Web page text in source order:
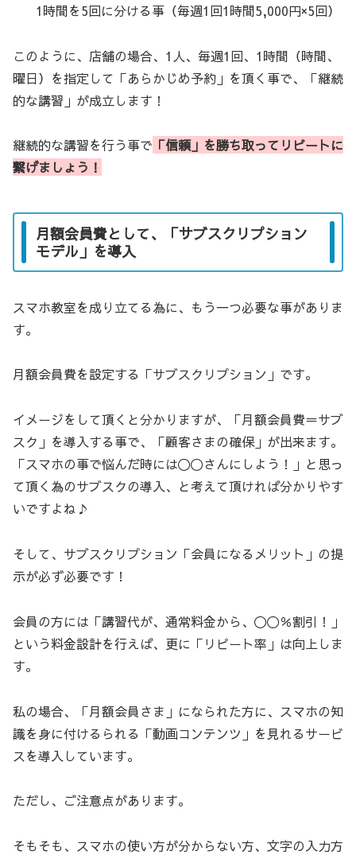
1時間を5回に分ける事（毎週1回1時間5,000円×5回）
このように、店舗の場合、1人、毎週1回、1時間（時間、
曜日）を指定して「あらかじめ予約」を頂く事で、「継続
的な講習」が成立します！
継続的な講習を行う事で 「信頼」を勝ち取ってリピートに
繋げましょう！
月額会員費として、「サブスクリプション
モデル」を導入
スマホ教室を成り立てる為に、もう一つ必要な事がありま
す。
月額会員費を設定する「サブスクリプション」です。
イメージをして頂くと分かりますが、「月額会員費＝サブ
スク」を導入する事で、「顧客さまの確保」が出来ます。
「スマホの事で悩んだ時には〇〇さんにしよう！」と思っ
て頂く為のサブスクの導入、と考えて頂ければ分かりやす
いですよね♪
そして、サブスクリプション「会員になるメリット」の提
示が必ず必要です！
会員の方には「講習代が、通常料金から、〇〇％割引！」
という料金設計を行えば、更に「リピート率」は向上しま
す。
私の場合、「月額会員さま」になられた方に、スマホの知
識を身に付けるられる「動画コンテンツ」を見れるサービ
スを導入しています。
ただし、ご注意点があります。
そもそも、スマホの使い方が分からない方、文字の入力方